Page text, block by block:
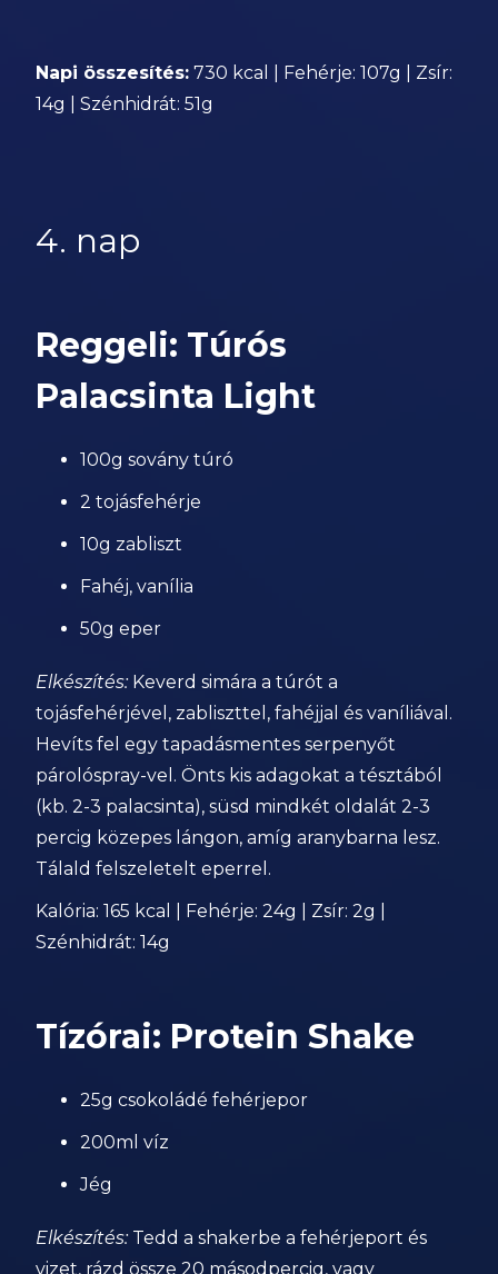
Napi összesítés: 730 kcal | Fehérje: 107g | Zsír:
14g | Szénhidrát: 51g
4. nap
Reggeli: Túrós
Palacsinta Light
100g sovány túró
2 tojásfehérje
10g zabliszt
Fahéj, vanília
50g eper
Elkészítés: Keverd simára a túrót a
tojásfehérjével, zabliszttel, fahéjjal és vaníliával.
Hevíts fel egy tapadásmentes serpenyőt
párolóspray-vel. Önts kis adagokat a tésztából
(kb. 2-3 palacsinta), süsd mindkét oldalát 2-3
percig közepes lángon, amíg aranybarna lesz.
Tálald felszeletelt eperrel.
Kalória: 165 kcal | Fehérje: 24g | Zsír: 2g |
Szénhidrát: 14g
Tízórai: Protein Shake
25g csokoládé fehérjepor
200ml víz
Jég
Elkészítés: Tedd a shakerbe a fehérjeport és
vizet, rázd össze 20 másodpercig, vagy